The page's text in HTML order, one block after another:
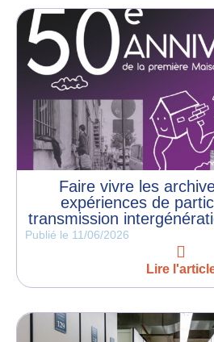
Faire vivre les
expériences de
transmission
Publié le 11/06/2026
Lire